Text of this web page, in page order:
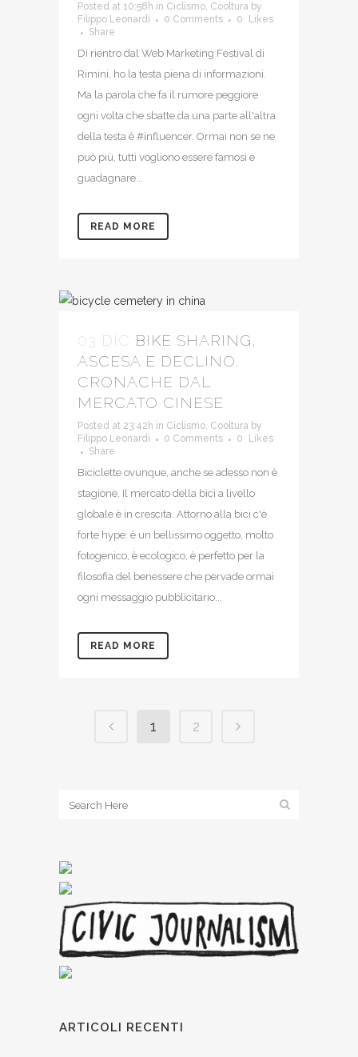
Posted at 10:58h in Ciclismo, Cooltura by
Filippo Leonardi
0 Comments 0
Likes
Share
Di rientro dal Web Marketing Festival di
Rimini, ho la testa piena di informazioni.
Ma la parola che fa il rumore peggiore
ogni volta che sbatte da una parte all'altra
della testa è #influencer. Ormai non se ne
può più, tutti vogliono essere famosi e
guadagnare...
READ MORE
03 DIC BIKE SHARING,
ASCESA E DECLINO.
CRONACHE DAL
MERCATO CINESE
Posted at 23:42h in Ciclismo, Cooltura by
Filippo Leonardi
0 Comments 0
Likes
Share
Biciclette ovunque, anche se adesso non è
stagione. Il mercato della bici a livello
globale è in crescita. Attorno alla bici c'è
forte hype: è un bellissimo oggetto, molto
fotogenico, è ecologico, è perfetto per la
filosofia del benessere che pervade ormai
ogni messaggio pubblicitario...
READ MORE
1 2
ARTICOLI RECENTI